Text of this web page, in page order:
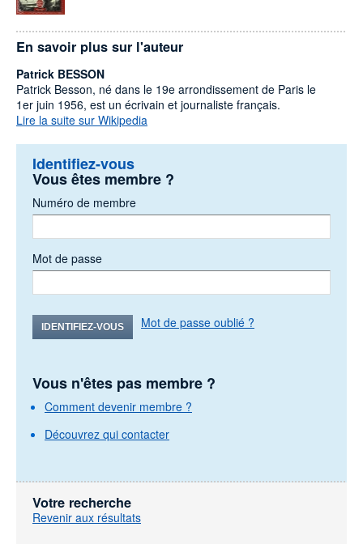
En savoir plus sur l'auteur
Patrick BESSON
Patrick Besson, né dans le 19e arrondissement de Paris le
1er juin 1956, est un écrivain et journaliste français.
Lire la suite sur Wikipedia
Identifiez-vous
Vous êtes membre ?
Numéro de membre
Mot de passe
IDENTIFIEZ-VOUS Mot de passe oublié ?
Vous n'êtes pas membre ?
Comment devenir membre ?
Découvrez qui contacter
Votre recherche
Revenir aux résultats